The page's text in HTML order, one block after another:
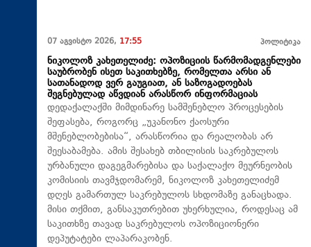
07 აგვისტო 2026, 17:55 პოლიტიკა
ნიკოლოზ კახეთელიძე: ოპოზიციის წარმომადგენლები
საუბრობენ ისეთ საკითხებზე, რომელთა არსი ან
სათანადოდ ვერ გაუგიათ, ან საზოგადოებას
შეგნებულად აწვდიან არასწორ ინფორმაციას
დედაქალაქში მიმდინარე სამშენებლო პროცესების
შეფასება, როგორც „უკანონო ქაოსური
მშენებლობებისა“, არასწორია და რეალობას არ
შეესაბამება. ამის შესახებ თბილისის საკრებულოს
ურბანული დაგეგმარებისა და საქალაქო მეურნეობის
კომისიის თავმჯდომარემ, ნიკოლოზ კახეთელიძემ
დღეს გამართულ საკრებულოს სხდომაზე განაცხადა.
მისი თქმით, განსაკუთრებით უხერხულია, როდესაც ამ
საკითხზე თავად საკრებულოს ოპოზიციონერი
დეპუტატები ლაპარაკობენ.